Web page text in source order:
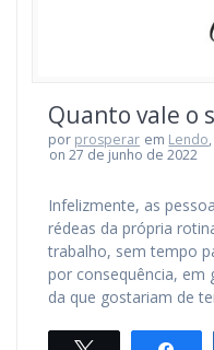
Quanto vale o
por prosperar em Lendo,
on 27 de junho de 2022
Infelizmente, as
rédeas da própria
trabalho, sem tempo
por consequência, em
da que gostariam de